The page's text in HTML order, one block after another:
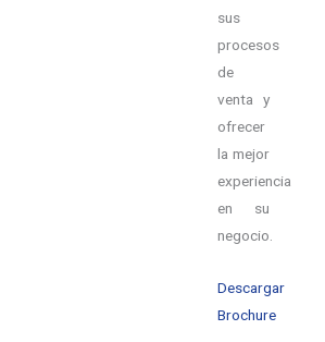
sus
procesos
de
venta y
ofrecer
la mejor
experiencia
en su
negocio.
Descargar
Brochure